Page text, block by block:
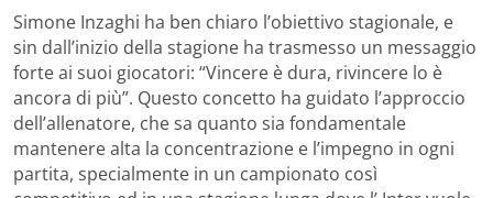
Simone Inzaghi ha ben chiaro l’obiettivo stagionale, e
sin dall’inizio della stagione ha trasmesso un messaggio
forte ai suoi giocatori: “Vincere è dura, rivincere lo è
ancora di più”. Questo concetto ha guidato l’approccio
dell’allenatore, che sa quanto sia fondamentale
mantenere alta la concentrazione e l’impegno in ogni
partita, specialmente in un campionato così